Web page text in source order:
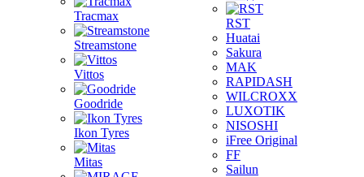
Tracmax
Streamstone
Vittos
Goodride
Ikon Tyres
Mitas
RST
Huatai
Sakura
MAK
RAPIDASH
WILCROXX
LUXOTIK
NISOSHI
iFree Original
FF
Sailun